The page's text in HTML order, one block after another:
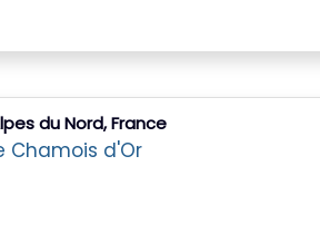
du Nord, France
Chamois d'Or